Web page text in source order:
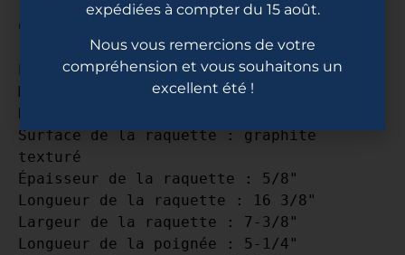
Poids moyen : 7,6 onces
Matériau du noyau : Polypropylène
NeuCore
Surface de la raquette : graphite
texturé
Épaisseur de la raquette : 5/8"
Longueur de la raquette : 16 3/8"
Largeur de la raquette : 7-3/8"
Longueur de la poignée : 5-1/4"
expédiées à compter du 15 août.
Nous vous remercions de votre
compréhension et vous souhaitons un
excellent été !